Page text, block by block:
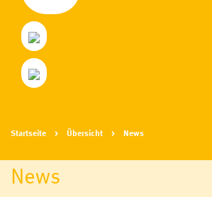
Startseite Übersicht News
News